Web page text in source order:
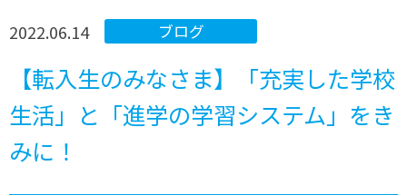
ブログ
2022.06.14
【転入生のみなさま】「充実した学校
生活」と「進学の学習システム」をき
みに！